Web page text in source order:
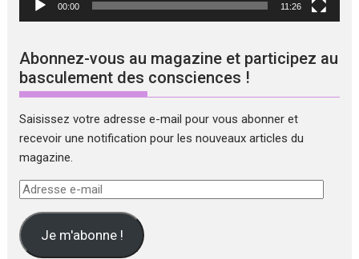
00:00 11:26
Abonnez-vous au magazine et participez au
basculement des consciences !
Saisissez votre adresse e-mail pour vous abonner et
recevoir une notification pour les nouveaux articles du
magazine.
Adresse
mail Je m'abonne !